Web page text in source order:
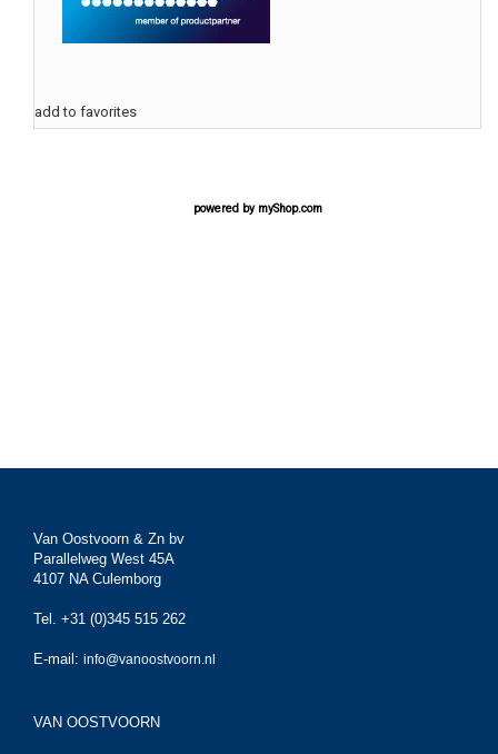
add to favorites
powered by myShop.com
Van Oostvoorn & Zn bv
Parallelweg West 45A
4107 NA Culemborg
Tel. +31 (0)345 515 262
E-mail: info@vanoostvoorn.nl
VAN OOSTVOORN